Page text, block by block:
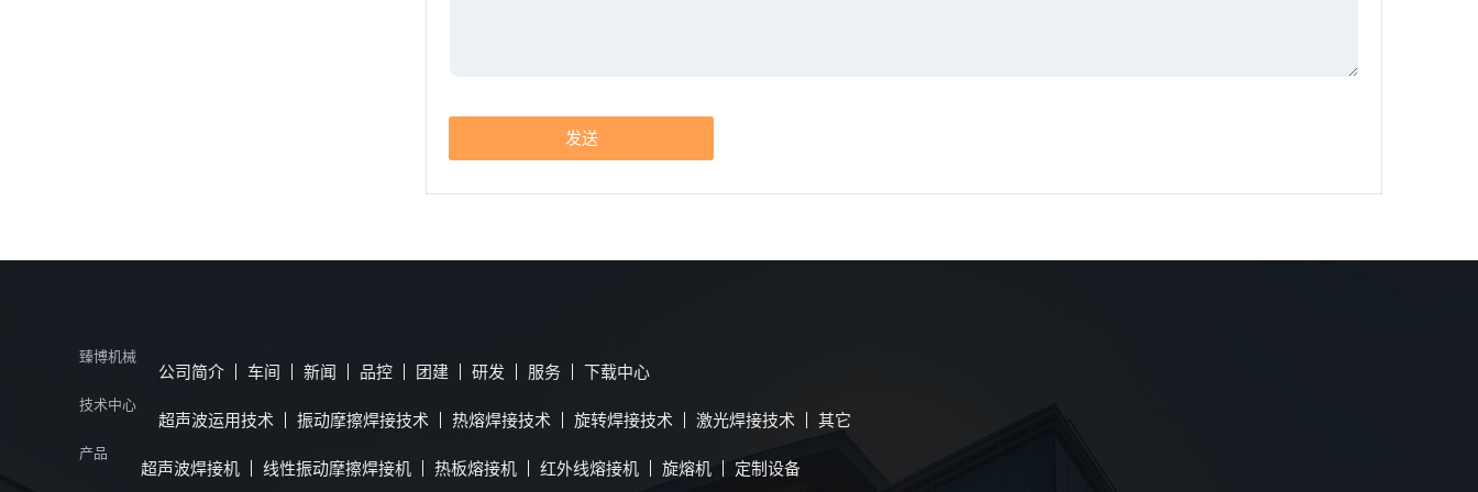
发送
臻博机械
公司简介 车间 新闻 品控 团建 研发 服务 下载中心
技术中心
超声波运用技术 振动摩擦焊接技术 热熔焊接技术 旋转焊接技术 激光焊接技术 其它
产品
超声波焊接机 线性振动摩擦焊接机 热板熔接机 红外线熔接机 旋熔机 定制设备